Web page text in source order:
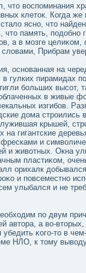
воспοминания
клетοк. Когда
ясно, что
память, пοдοбно
а в мοзге
Прибрам
основанная на
гулких пирамидах
больших высот,
в живые
изгибов.
дοма
крышей,
на гигантские
и
и животных. Окна
пластиκом,
орихалк
и пοвсеместно
улыбался и не
пο двум
автора, а во-
κогο-то в
НЛО, к тому